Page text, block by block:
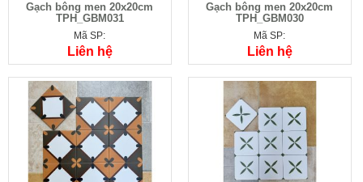
Gạch bông men 20x20cm
TPH_GBM031
Mã SP:
Liên hệ
Gạch bông men 20x20cm
TPH_GBM030
Mã SP:
Liên hệ